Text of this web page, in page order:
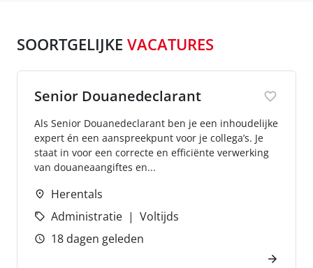
SOORTGELIJKE VACATURES
Senior Douanedeclarant
Als Senior Douanedeclarant ben je een inhoudelijke
expert én een aanspreekpunt voor je collega’s. Je
staat in voor een correcte en efficiënte verwerking
van douaneaangiftes en...
Herentals
Administratie
Voltijds
18 dagen geleden